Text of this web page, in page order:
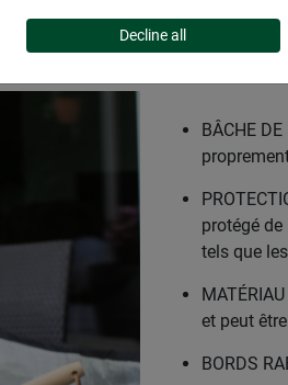
BÂCHE
protégé
tels que
et peut
BORDS
Decline all